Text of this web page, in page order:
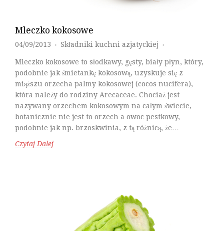
Mleczko kokosowe
04/09/2013 ♦ Składniki kuchni azjatyckiej ♦
Mleczko kokosowe to słodkawy, gęsty, biały płyn, który,
podobnie jak śmietankę kokosową, uzyskuje się z
miąższu orzecha palmy kokosowej (cocos nucifera),
która należy do rodziny Arecaceae. Chociaż jest
nazywany orzechem kokosowym na całym świecie,
botanicznie nie jest to orzech a owoc pestkowy,
podobnie jak np. brzoskwinia, z tą różnicą, że…
Czytaj Dalej